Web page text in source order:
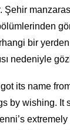
Şehir
bir
nedeniyle
its name
by wishing. It